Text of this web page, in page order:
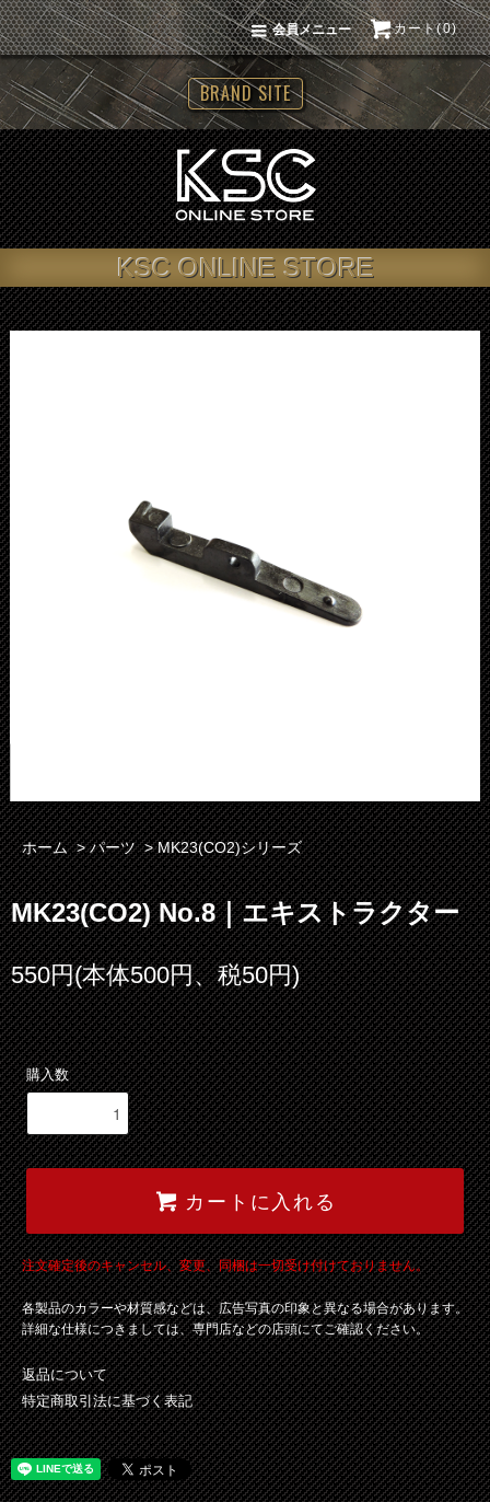
カート(0)
会員メニュー
BRAND SITE
KSC ONLINE STORE
ホーム >パーツ >MK23(CO2)シリーズ
MK23(CO2) No.8｜エキストラクター
550円(本体500円、税50円)
購入数
カートに入れる
注文確定後のキャンセル、変更、同梱は一切受け付けておりません。
各製品のカラーや材質感などは、広告写真の印象と異なる場合があります。
詳細な仕様につきましては、専門店などの店頭にてご確認ください。
返品について
特定商取引法に基づく表記